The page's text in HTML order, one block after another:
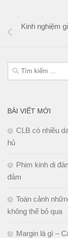
Kinh nghiệm
Tìm
kiếm
BÀI VIẾT MỚI
CLB có nhiều
hủ
Phim kinh dị
đảm
Toàn cảnh
không thể bỏ qua
Margin là gì –